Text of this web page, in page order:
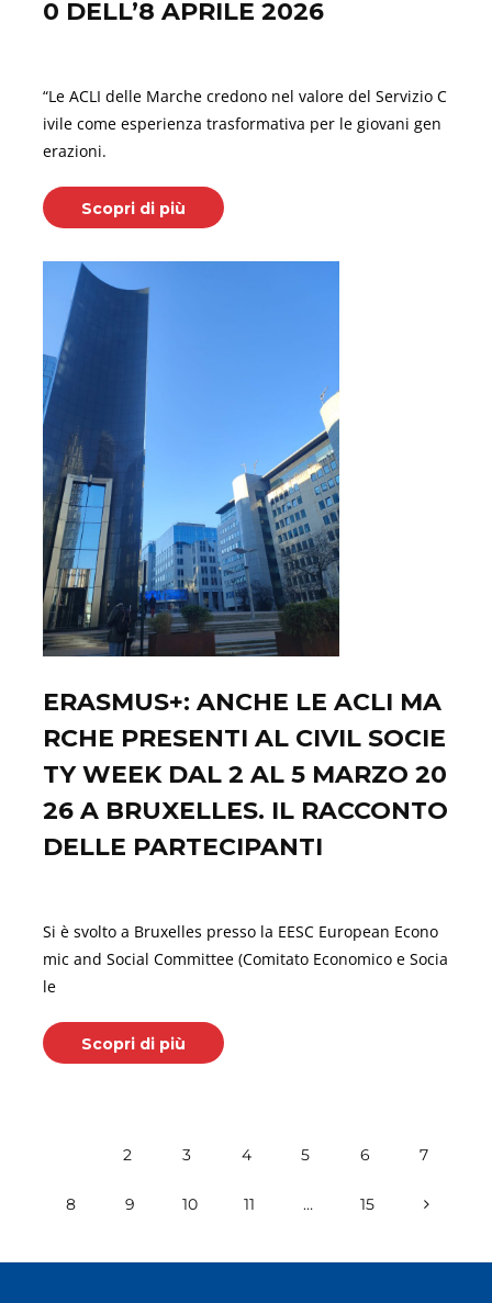
0 DELL’8 APRILE 2026
“Le ACLI delle Marche credono nel valore del Servizio C
ivile come esperienza trasformativa per le giovani gen
erazioni.
Scopri di più
ERASMUS+: ANCHE LE ACLI MA
RCHE PRESENTI AL CIVIL SOCIE
TY WEEK DAL 2 AL 5 MARZO 20
26 A BRUXELLES. IL RACCONTO
DELLE PARTECIPANTI
Si è svolto a Bruxelles presso la EESC European Econo
mic and Social Committee (Comitato Economico e Socia
le
Scopri di più
2 3 4 5 6 7
8 9 10 11 … 15